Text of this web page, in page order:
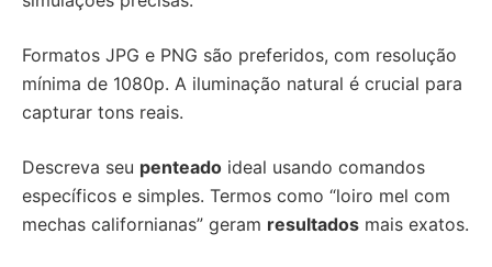
Formatos JPG e PNG são preferidos, com resolução
mínima de 1080p. A iluminação natural é crucial para
capturar tons reais.
Descreva seu penteado ideal usando comandos
específicos e simples. Termos como “loiro mel com
mechas californianas” geram resultados mais exatos.